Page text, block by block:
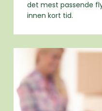
det mest passende
innen kort tid.